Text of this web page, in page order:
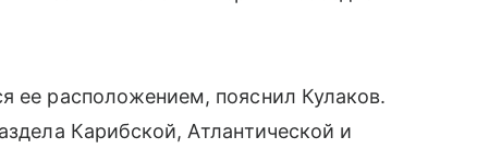
ее расположением, пояснил Кулаков.
Карибской, Атлантической и